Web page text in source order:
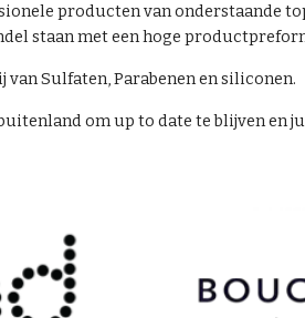
producten van onderstaande
staan met een hoge
van Sulfaten, Parabenen en siliconen.
om up to date te blijven en